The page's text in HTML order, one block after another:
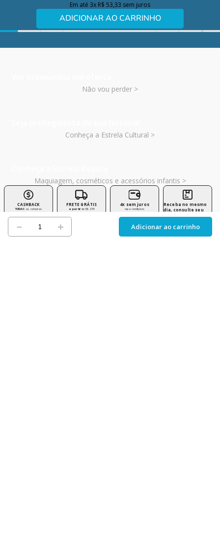
＋
－ Adicionar ao carrinho
Em até 3x R$ 53,33 sem juros
ADICIONAR AO CARRINHO
Não vou perder >
Conheça a Estrela Cultural >
Maquiagem, cosméticos e acessórios infantis >
CASHBACK
TODAS as compras
FRETE GRÁTIS
a partirde R$ 279
4x sem juros
veja condições
Receba no mesmo
dia, consulte seu